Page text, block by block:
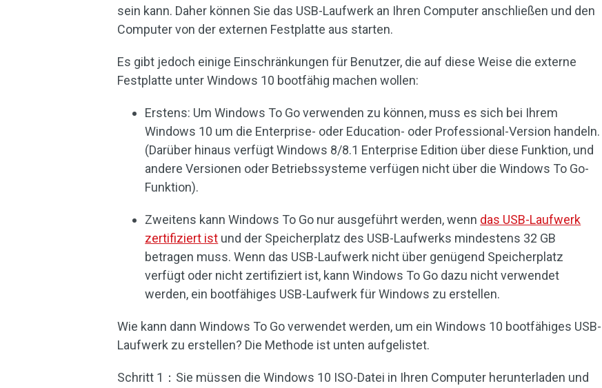
sein kann. Daher können Sie das USB-Laufwerk an Ihren Computer anschließen und den
Computer von der externen Festplatte aus starten.
Es gibt jedoch einige Einschränkungen für Benutzer, die auf diese Weise die externe
Festplatte unter Windows 10 bootfähig machen wollen:
Erstens: Um Windows To Go verwenden zu können, muss es sich bei Ihrem
Windows 10 um die Enterprise- oder Education- oder Professional-Version handeln.
(Darüber hinaus verfügt Windows 8/8.1 Enterprise Edition über diese Funktion, und
andere Versionen oder Betriebssysteme verfügen nicht über die Windows To Go-
Funktion).
Zweitens kann Windows To Go nur ausgeführt werden, wenn das USB-Laufwerk
zertifiziert ist und der Speicherplatz des USB-Laufwerks mindestens 32 GB
betragen muss. Wenn das USB-Laufwerk nicht über genügend Speicherplatz
verfügt oder nicht zertifiziert ist, kann Windows To Go dazu nicht verwendet
werden, ein bootfähiges USB-Laufwerk für Windows zu erstellen.
Wie kann dann Windows To Go verwendet werden, um ein Windows 10 bootfähiges USB-
Laufwerk zu erstellen? Die Methode ist unten aufgelistet.
Schritt 1：Sie müssen die Windows 10 ISO-Datei in Ihren Computer herunterladen und